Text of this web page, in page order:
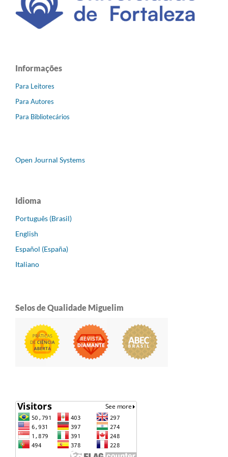
Informações
Para Leitores
Para Autores
Para Bibliotecários
Open Journal Systems
Idioma
Português (Brasil)
English
Español (España)
Italiano
Selos de Qualidade Miguelim